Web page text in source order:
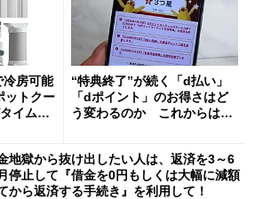
冷房可能
ットクー
イムセ
“特典終了”が続く「d払い」
「dポイント」のお得さはど
う変わるのか これからは
地獄から抜け出したい人は、返済を3～6
停止して『借金を0円もしくは大幅に減額
から返済する手続き』を利用して！